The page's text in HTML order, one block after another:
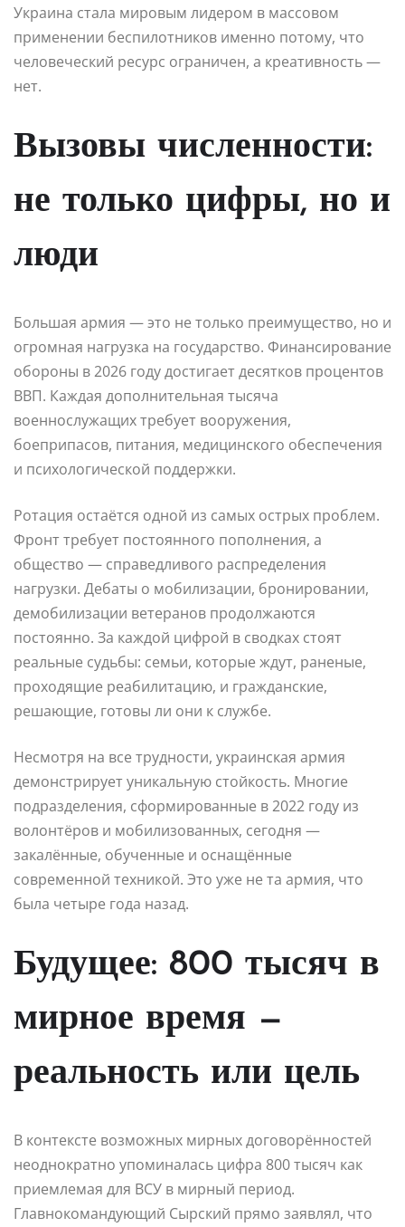
Украина стала мировым лидером в массовом
применении беспилотников именно потому, что
человеческий ресурс ограничен, а креативность —
нет.
Вызовы численности:
не только цифры, но и
люди
Большая армия — это не только преимущество, но и
огромная нагрузка на государство. Финансирование
обороны в 2026 году достигает десятков процентов
ВВП. Каждая дополнительная тысяча
военнослужащих требует вооружения,
боеприпасов, питания, медицинского обеспечения
и психологической поддержки.
Ротация остаётся одной из самых острых проблем.
Фронт требует постоянного пополнения, а
общество — справедливого распределения
нагрузки. Дебаты о мобилизации, бронировании,
демобилизации ветеранов продолжаются
постоянно. За каждой цифрой в сводках стоят
реальные судьбы: семьи, которые ждут, раненые,
проходящие реабилитацию, и гражданские,
решающие, готовы ли они к службе.
Несмотря на все трудности, украинская армия
демонстрирует уникальную стойкость. Многие
подразделения, сформированные в 2022 году из
волонтёров и мобилизованных, сегодня —
закалённые, обученные и оснащённые
современной техникой. Это уже не та армия, что
была четыре года назад.
Будущее: 800 тысяч в
мирное время —
реальность или цель
В контексте возможных мирных договорённостей
неоднократно упоминалась цифра 800 тысяч как
приемлемая для ВСУ в мирный период.
Главнокомандующий Сырский прямо заявлял, что